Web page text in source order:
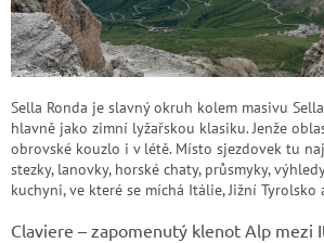
Sella Ronda je slavný okruh kolem masivu
hlavně jako zimní lyžařskou klasiku. Jenže
obrovské kouzlo i v létě. Místo sjezdovek tu
stezky, lanovky, horské chaty, průsmyky,
kuchyni, ve které se míchá Itálie, Jižní
Claviere – zapomenutý klenot Alp mezi